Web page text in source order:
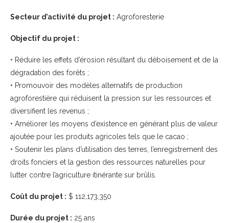
Secteur d’activité du projet : Agroforesterie
Objectif du projet :
• Réduire les effets d’érosion résultant du déboisement et de la
dégradation des forêts ;
• Promouvoir des modèles alternatifs de production
agroforestière qui réduisent la pression sur les ressources et
diversifient les revenus ;
• Améliorer les moyens d’existence en générant plus de valeur
ajoutée pour les produits agricoles tels que le cacao ;
• Soutenir les plans d’utilisation des terres, l’enregistrement des
droits fonciers et la gestion des ressources naturelles pour
lutter contre l’agriculture itinérante sur brûlis.
Coût du projet : $ 112,173,350
Durée du projet : 25 ans